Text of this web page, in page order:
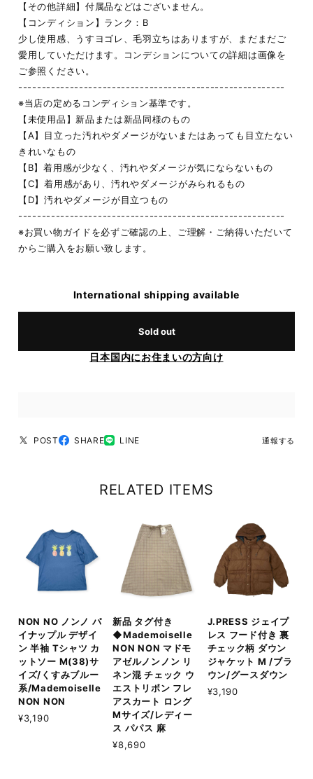
【その他詳細】付属品などはございません。
【コンディション】ランク：B
少し使用感、うすヨゴレ、毛羽立ちはありますが、まだまだご
愛用していただけます。コンデションについての詳細は画像を
ご参照ください。
---------------------------------------------------------
※当店の定めるコンディション基準です。
【未使用品】新品または新品同様のもの
【A】目立った汚れやダメージがないまたはあっても目立たない
きれいなもの
【B】着用感が少なく、汚れやダメージが気にならないもの
【C】着用感があり、汚れやダメージがみられるもの
【D】汚れやダメージが目立つもの
---------------------------------------------------------
※お買い物ガイドを必ずご確認の上、ご理解・ご納得いただいて
からご購入をお願い致します。
International shipping available
Sold out
日本国内にお住まいの方向け
POST SHARE LINE 通報する
RELATED ITEMS
NON NO ノンノ パ
イナップル デザイ
ン 半袖 Tシャツ カ
ットソー M(38)サ
イズ/くすみブルー
系/Mademoiselle
NON NON
¥3,190
新品 タグ付き
◆Mademoiselle
NON NON マドモ
アゼルノンノン リ
ネン混 チェック ウ
エストリボン フレ
アスカート ロング
Mサイズ/レディー
ス パパス 麻
¥8,690
J.PRESS ジェイプ
レス フード付き 裏
チェック柄 ダウン
ジャケット M /ブラ
ウン/グースダウン
¥3,190